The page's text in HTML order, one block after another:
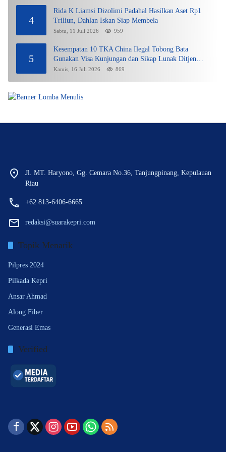
4
Rida K Liamsi Dizolimi Padahal Hasilkan Aset Rp1
Triliun, Dahlan Iskan Siap Membela
Sabtu, 11 Juli 2026 959
5
Kesempatan 10 TKA China Ilegal Tobong Bata
Gunakan Visa Kunjungan dan Sikap Lunak Ditjen
Imigrasi Kepri?
Kamis, 16 Juli 2026 869
Jl. MT. Haryono, Gg. Cemara No.36, Tanjungpinang, Kepulauan
Riau
+62 813-6406-6665
redaksi@suarakepri.com
Topik Menarik
Pilpres 2024
Pilkada Kepri
Ansar Ahmad
Along Fiber
Generasi Emas
Verified